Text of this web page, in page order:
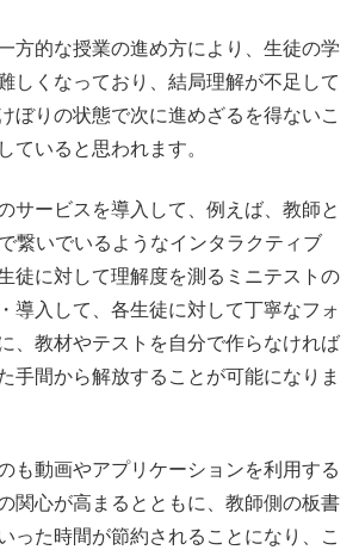
方的な授業の進め方により、生徒の学
しくなっており、結局理解が不足して
ぼりの状態で次に進めざるを得ないこ
ていると思われます。
サービスを導入して、例えば、教師と
で繋いでいるようなインタラクティブ
徒に対して理解度を測るミニテストの
導入して、各生徒に対して丁寧なフォ
、教材やテストを自分で作らなければ
手間から解放することが可能になりま
も動画やアプリケーションを利用する
関心が高まるとともに、教師側の板書
った時間が節約されることになり、こ